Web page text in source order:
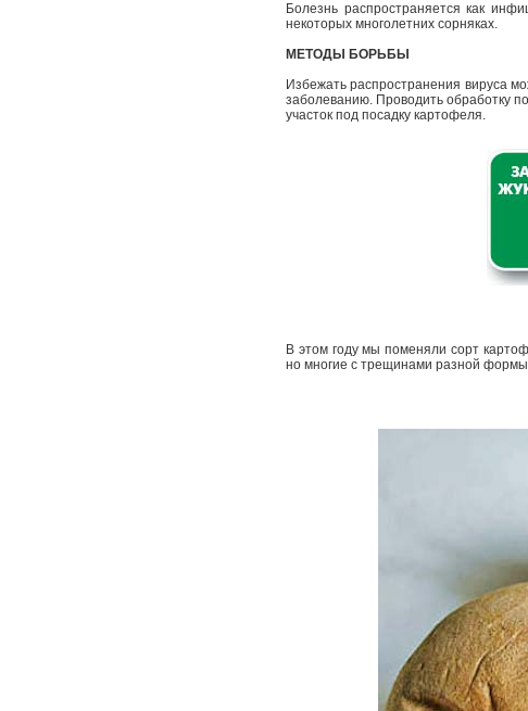
Болезнь распространяется как
некоторых многолетних сорняках.
МЕТОДЫ БОРЬБЫ
Избежать распространения вируса
заболеванию. Проводить обработку
участок под посадку картофеля.
В этом году мы поменяли сорт
но многие с трещинами разной